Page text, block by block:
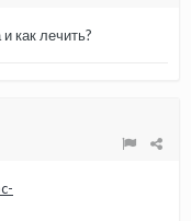
как лечить?